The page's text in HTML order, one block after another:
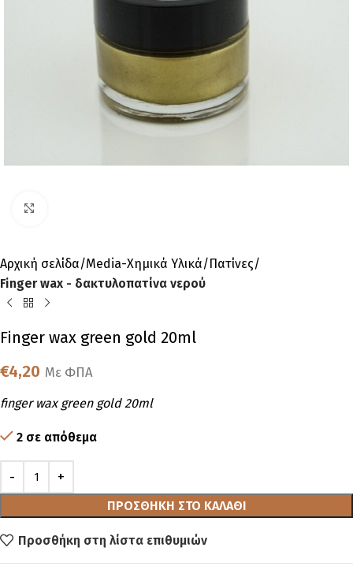
Αρχική σελίδα Media-Χημικά Υλικά
Πατίνες
Finger wax - δακτυλοπατίνα νερού
Finger wax green gold 20ml
€4,20 Με ΦΠΑ
finger wax green gold 20ml
2 σε απόθεμα
ΠΡΟΣΘΉΚΗ ΣΤΟ ΚΑΛΆΘΙ
Προσθήκη στη λίστα επιθυμιών